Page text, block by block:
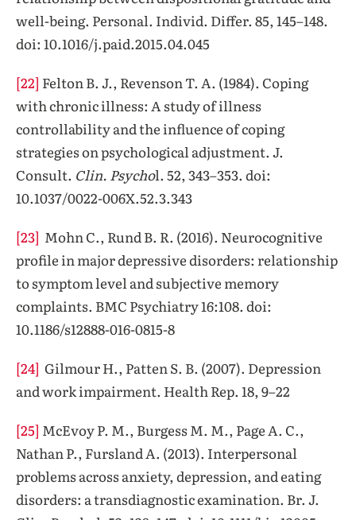
well-being. Personal. Individ. Differ. 85, 145–148.
doi: 10.1016/j.paid.2015.04.045
[22] Felton B. J., Revenson T. A. (1984). Coping
with chronic illness: A study of illness
controllability and the influence of coping
strategies on psychological adjustment. J.
Consult. Clin. Psychol. 52, 343–353. doi:
10.1037/0022-006X.52.3.343
[23] Mohn C., Rund B. R. (2016). Neurocognitive
profile in major depressive disorders: relationship
to symptom level and subjective memory
complaints. BMC Psychiatry 16:108. doi:
10.1186/s12888-016-0815-8
[24] Gilmour H., Patten S. B. (2007). Depression
and work impairment. Health Rep. 18, 9–22
[25] McEvoy P. M., Burgess M. M., Page A. C.,
Nathan P., Fursland A. (2013). Interpersonal
problems across anxiety, depression, and eating
disorders: a transdiagnostic examination. Br. J.